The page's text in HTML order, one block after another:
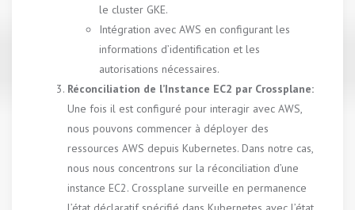
le cluster GKE.
Intégration avec AWS en configurant les
informations d’identification et les
autorisations nécessaires.
Réconciliation de l’Instance EC2 par Crossplane:
Une fois il est configuré pour interagir avec AWS,
nous pouvons commencer à déployer des
ressources AWS depuis Kubernetes. Dans notre cas,
nous nous concentrons sur la réconciliation d’une
instance EC2. Crossplane surveille en permanence